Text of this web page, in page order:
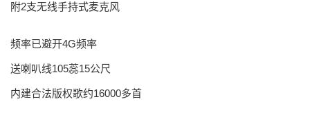
附2支无线手持式麦克风
频率已避开4G频率
送喇叭线105蕊15公尺
内建合法版权歌约16000多首